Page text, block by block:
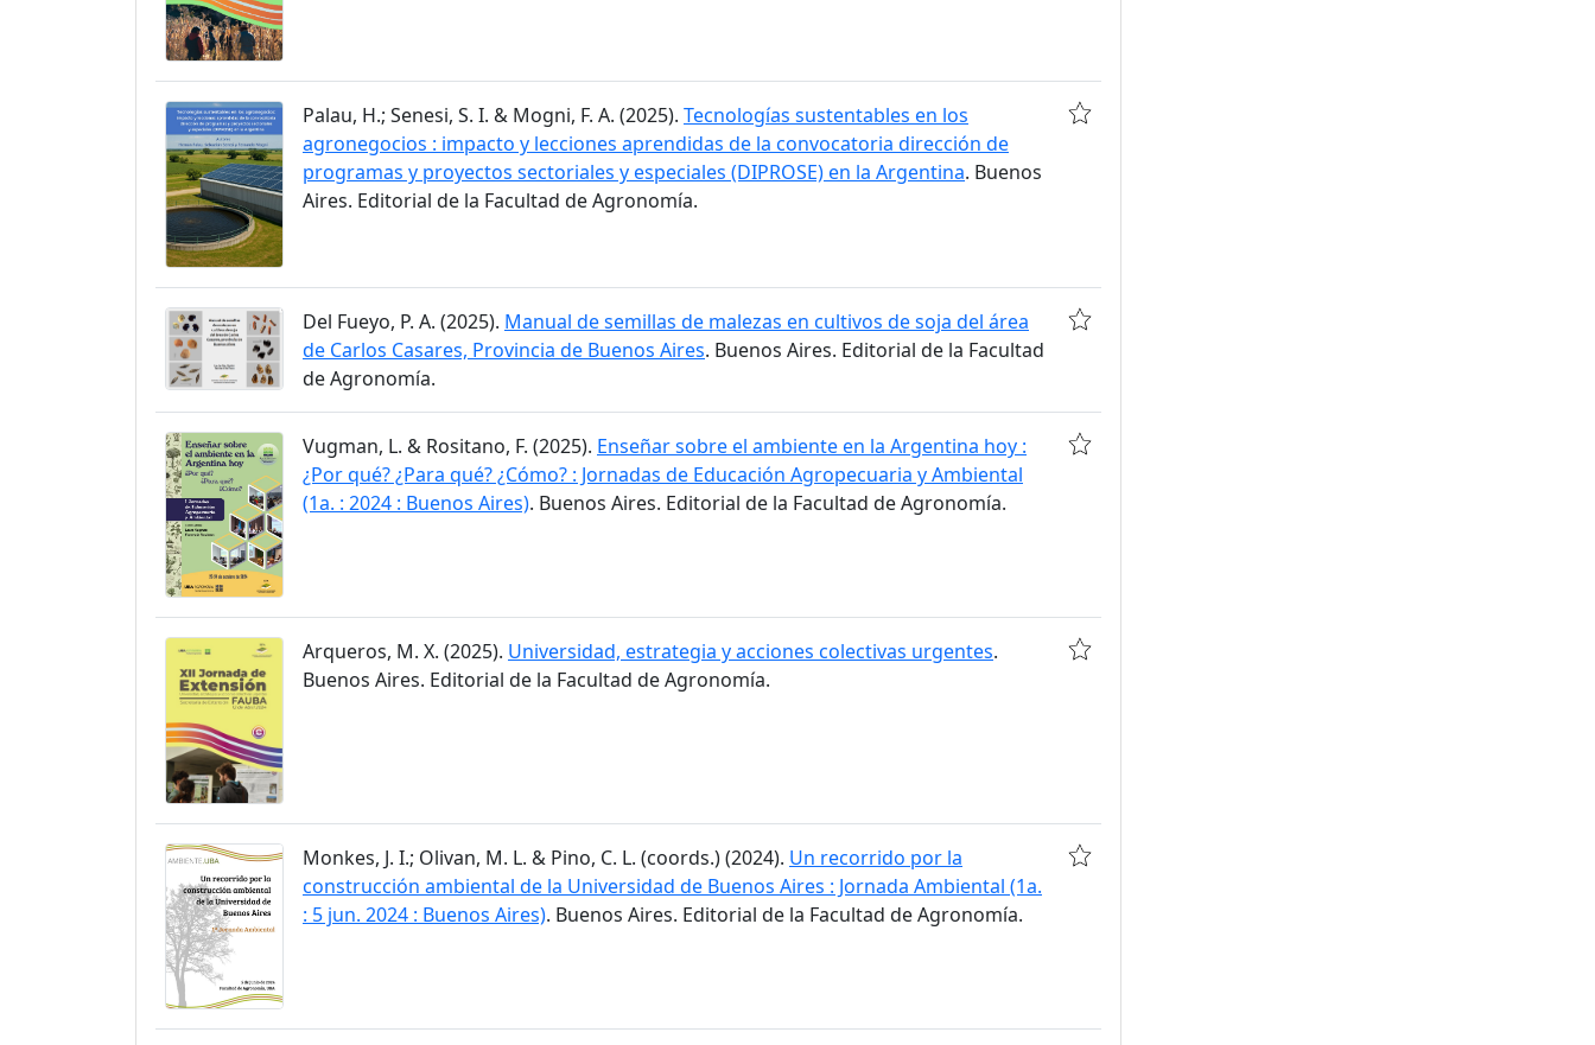
Palau, H.; Senesi, S. I. & Mogni, F. A. (2025). Tecnologías sustentables en los
agronegocios : impacto y lecciones aprendidas de la convocatoria dirección de
programas y proyectos sectoriales y especiales (DIPROSE) en la Argentina. Buenos
Aires. Editorial de la Facultad de Agronomía.
Del Fueyo, P. A. (2025). Manual de semillas de malezas en cultivos de soja del área
de Carlos Casares, Provincia de Buenos Aires. Buenos Aires. Editorial de la Facultad
de Agronomía.
Vugman, L. & Rositano, F. (2025). Enseñar sobre el ambiente en la Argentina hoy :
¿Por qué? ¿Para qué? ¿Cómo? : Jornadas de Educación Agropecuaria y Ambiental
(1a. : 2024 : Buenos Aires). Buenos Aires. Editorial de la Facultad de Agronomía.
Arqueros, M. X. (2025). Universidad, estrategia y acciones colectivas urgentes.
Buenos Aires. Editorial de la Facultad de Agronomía.
Monkes, J. I.; Olivan, M. L. & Pino, C. L. (coords.) (2024). Un recorrido por la
construcción ambiental de la Universidad de Buenos Aires : Jornada Ambiental (1a.
: 5 jun. 2024 : Buenos Aires). Buenos Aires. Editorial de la Facultad de Agronomía.